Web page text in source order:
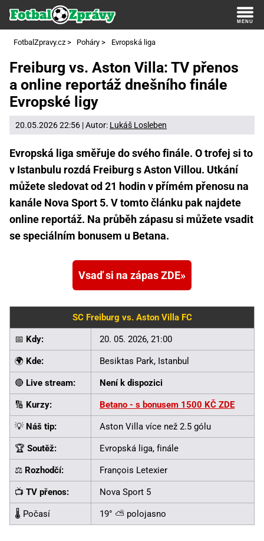
FotbalZpravy.cz > Poháry > Evropská liga
Freiburg vs. Aston Villa: TV přenos
a online reportáž dnešního finále
Evropské ligy
20.05.2026 22:56 | Autor: Lukáš Losleben
Evropská liga směřuje do svého finále. O trofej si to
v Istanbulu rozdá Freiburg s Aston Villou. Utkání
můžete sledovat od 21 hodin v přímém přenosu na
kanále Nova Sport 5. V tomto článku pak najdete
online reportáž. Na průběh zápasu si můžete vsadit
se speciálním bonusem u Betana.
Vsaď si na zápas ZDE
SC Freiburg vs. Aston Villa FC
📅 Kdy: 20. 05. 2026, 21:00
🌍 Kde: Besiktas Park, Istanbul
🔴 Live stream: Není k dispozici
🔢 Kurzy: Betano - s bonusem 1500 KČ ZDE
💡 Náš tip: Aston Villa více než 2.5 gólu
🏆 Soutěž: Evropská liga, finále
⚖️ Rozhodčí: François Letexier
📺 TV přenos: Nova Sport 5
🌡️ Počasí 19° ⛅ polojasno